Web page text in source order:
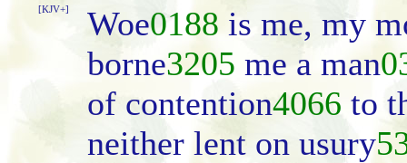
[KJV+] Woe0188 is me, my
borne3205 me a man
of contention4066 to
neither lent on usury